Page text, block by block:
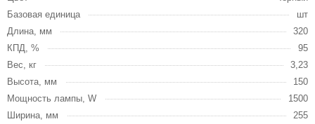
Базовая единица
шт
Длина, мм
320
КПД, %
95
Вес, кг
3,23
Высота, мм
150
Мощность лампы, W
1500
Ширина, мм
255